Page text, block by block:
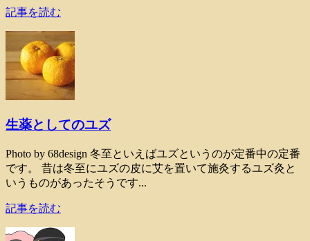
記事を読む
生薬としてのユズ
Photo by 68design 冬至といえばユズというのが定番中の定番
です。 昔は冬至にユズの皮に艾を置いて施灸するユズ灸と
いうものがあったそうです...
記事を読む